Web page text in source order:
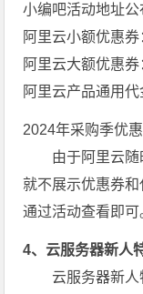
小编吧活动地址公
阿里云小额优惠券
阿里云大额优惠券
阿里云产品通用代
2024年采购季优
由于阿里云
就不展示优惠券
通过活动查看即可
4、云服务器新人
云服务器新